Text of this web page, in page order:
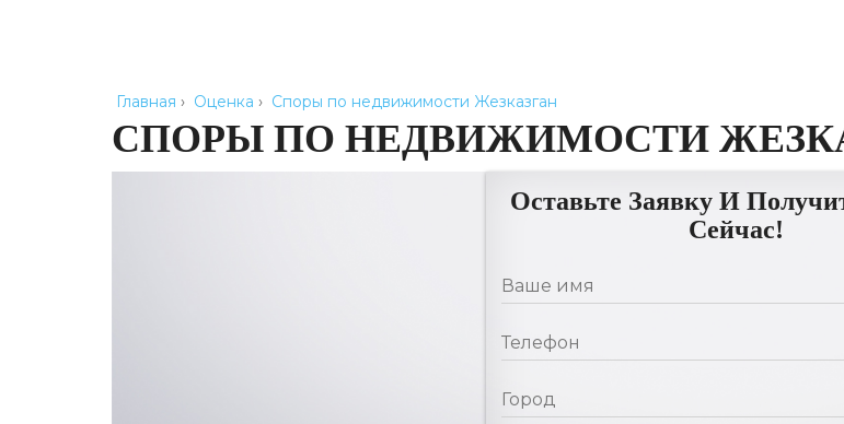
Главная › Оценка › Споры по недвижимости Жезказган
СПОРЫ ПО НЕДВИЖИМОСТИ
Оставьте Заявку И
Сейчас!